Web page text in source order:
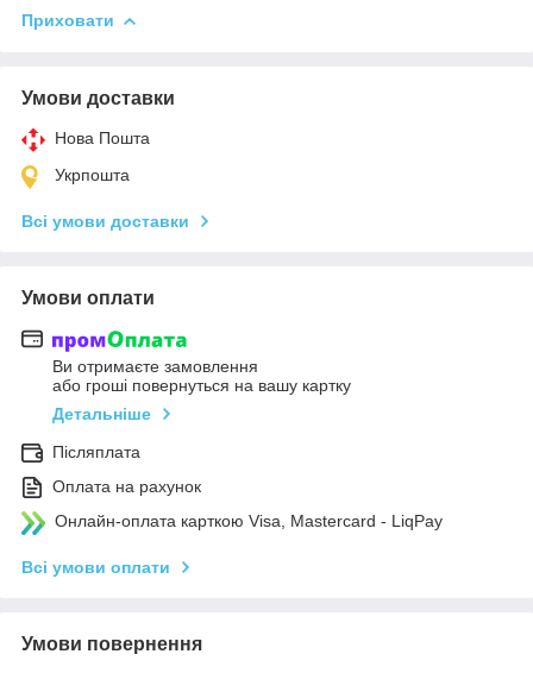
Приховати
Умови доставки
Нова Пошта
Укрпошта
Всі умови доставки
Умови оплати
Ви отримаєте замовлення
або гроші повернуться на вашу картку
Детальніше
Післяплата
Оплата на рахунок
Онлайн-оплата карткою Visa, Mastercard - LiqPay
Всі умови оплати
Умови повернення